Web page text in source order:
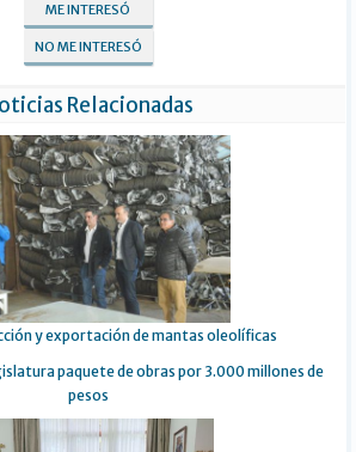
ME INTERESÓ
NO ME INTERESÓ
Relacionadas
y exportación de mantas oleolíficas
paquete de obras por 3.000 millones de
pesos